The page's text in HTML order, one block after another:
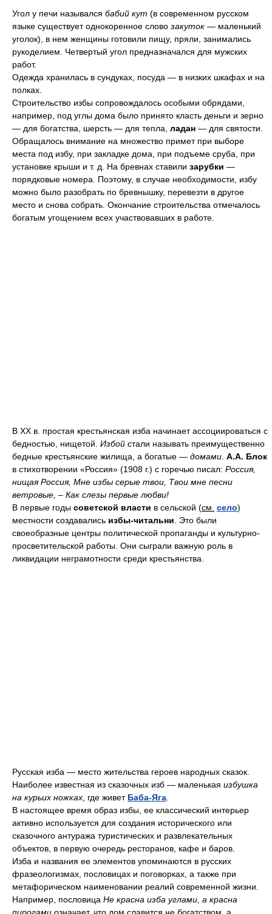
Угол у печи назывался бабий кут (в современном русском
языке существует однокоренное слово закуток — маленький
уголок), в нем женщины готовили пищу, пряли, занимались
рукоделием. Четвертый угол предназначался для мужских
работ.
Одежда хранилась в сундуках, посуда — в низких шкафах и на
полках.
Строительство избы сопровождалось особыми обрядами,
например, под углы дома было принято класть деньги и зерно
— для богатства, шерсть — для тепла, ладан — для святости.
Обращалось внимание на множество примет при выборе
места под избу, при закладке дома, при подъеме сруба, при
установке крыши и т. д. На бревнах ставили зарубки —
порядковые номера. Поэтому, в случае необходимости, избу
можно было разобрать по бревнышку, перевезти в другое
место и снова собрать. Окончание строительства отмечалось
богатым угощением всех участвовавших в работе.
В XX в. простая крестьянская изба начинает ассоциироваться с
бедностью, нищетой. Избой стали называть преимущественно
бедные крестьянские жилища, а богатые — домами А.А. Блок
в стихотворении «Россия» (1908 г.) с горечью писал: Россия,
нищая Россия, Мне избы серые твои, Твои мне песни
ветровые, – Как слезы первые любви!
В первые годы советской власти в сельской (см. село)
местности создавались избы-читальни . Это были
своеобразные центры политической пропаганды и культурно-
просветительской работы. Они сыграли важную роль в
ликвидации неграмотности среди крестьянства.
Русская изба — место жительства героев народных сказок.
Наиболее известная из сказочных изб — маленькая избушка
на курьих ножках , где живет Баба-Яга
В настоящее время образ избы, ее классический интерьер
активно используется для создания исторического или
сказочного антуража туристических и развлекательных
объектов, в первую очередь ресторанов, кафе и баров.
Изба и названия ее элементов упоминаются в русских
фразеологизмах, пословицах и поговорках, а также при
метафорическом наименовании реалий современной жизни.
Например, пословица Не красна изба углами, а красна